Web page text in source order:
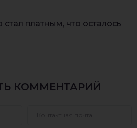
платным, что осталось
КОММЕНТАРИЙ